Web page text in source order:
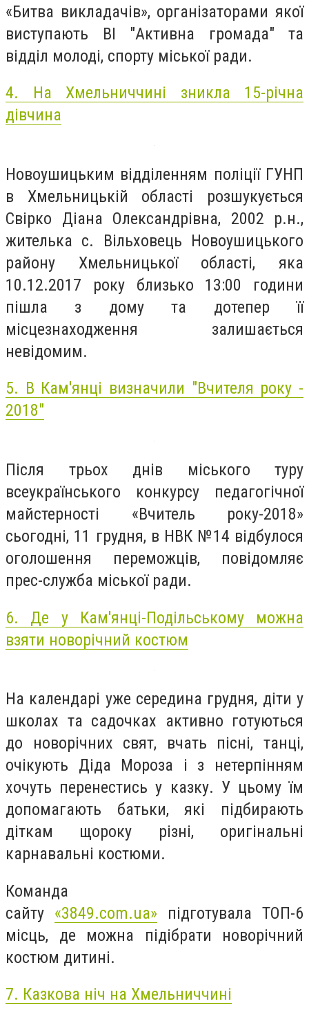
«Битва викладачів», організаторами якої
виступають ВІ "Активна громада" та
відділ молоді, спорту міської ради.
4. На Хмельниччині зникла 15-річна
дівчина
Новоушицьким відділенням поліції ГУНП
в Хмельницькій області розшукується
Свірко Діана Олександрівна, 2002 р.н.,
жителька с. Вільховець Новоушицького
району Хмельницької області, яка
10.12.2017 року близько 13:00 години
пішла з дому та дотепер її
місцезнаходження залишається
невідомим.
5. В Кам'янці визначили "Вчителя року -
2018"
Після трьох днів міського туру
всеукраїнського конкурсу педагогічної
майстерності «Вчитель року-2018»
сьогодні, 11 грудня, в НВК №14 відбулося
оголошення переможців, повідомляє
прес-служба міської ради.
6. Де у Кам'янці-Подільському можна
взяти новорічний костюм
На календарі уже середина грудня, діти у
школах та садочках активно готуються
до новорічних свят, вчать пісні, танці,
очікують Діда Мороза і з нетерпінням
хочуть перенестись у казку. У цьому їм
допомагають батьки, які підбирають
діткам щороку різні, оригінальні
карнавальні костюми.
Команда
сайту «3849.com.ua» підготувала ТОП-6
місць, де можна підібрати новорічний
костюм дитині.
7. Казкова ніч на Хмельниччині